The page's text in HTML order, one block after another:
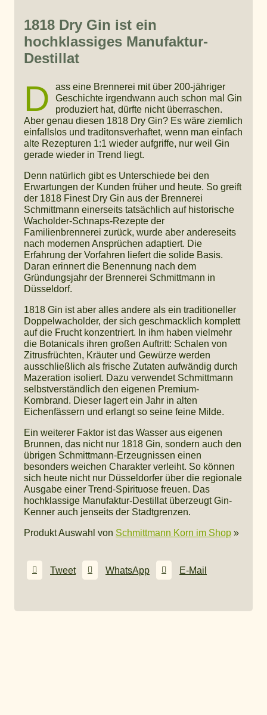
1818 Dry Gin ist ein
hochklassiges Manufaktur-
Destillat
D
ass eine Brennerei mit über 200-jähriger
Geschichte irgendwann auch schon mal Gin
produziert hat, dürfte nicht überraschen.
Aber genau diesen 1818 Dry Gin? Es wäre ziemlich
einfallslos und traditonsverhaftet, wenn man einfach
alte Rezepturen 1:1 wieder aufgriffe, nur weil Gin
gerade wieder in Trend liegt.
Denn natürlich gibt es Unterschiede bei den
Erwartungen der Kunden früher und heute. So greift
der 1818 Finest Dry Gin aus der Brennerei
Schmittmann einerseits tatsächlich auf historische
Wacholder-Schnaps-Rezepte der
Familienbrennerei zurück, wurde aber andereseits
nach modernen Ansprüchen adaptiert. Die
Erfahrung der Vorfahren liefert die solide Basis.
Daran erinnert die Benennung nach dem
Gründungsjahr der Brennerei Schmittmann in
Düsseldorf.
1818 Gin ist aber alles andere als ein traditioneller
Doppelwacholder, der sich geschmacklich komplett
auf die Frucht konzentriert. In ihm haben vielmehr
die Botanicals ihren großen Auftritt: Schalen von
Zitrusfrüchten, Kräuter und Gewürze werden
ausschließlich als frische Zutaten aufwändig durch
Mazeration isoliert. Dazu verwendet Schmittmann
selbstverständlich den eigenen Premium-
Kornbrand. Dieser lagert ein Jahr in alten
Eichenfässern und erlangt so seine feine Milde.
Ein weiterer Faktor ist das Wasser aus eigenen
Brunnen, das nicht nur 1818 Gin, sondern auch den
übrigen Schmittmann-Erzeugnissen einen
besonders weichen Charakter verleiht. So können
sich heute nicht nur Düsseldorfer über die regionale
Ausgabe einer Trend-Spirituose freuen. Das
hochklassige Manufaktur-Destillat überzeugt Gin-
Kenner auch jenseits der Stadtgrenzen.
Produkt Auswahl von Schmittmann Korn im Shop »
Tweet WhatsApp E-Mail